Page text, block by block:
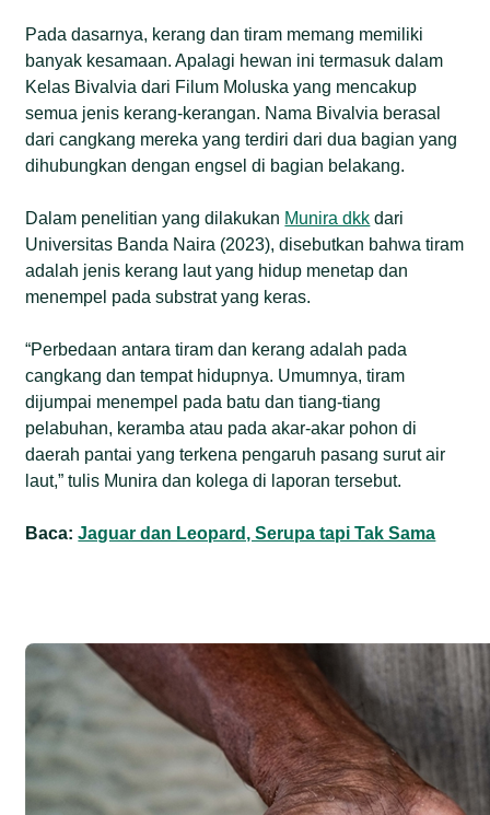
Pada dasarnya, kerang dan tiram memang memiliki
banyak kesamaan. Apalagi hewan ini termasuk dalam
Kelas Bivalvia dari Filum Moluska yang mencakup
semua jenis kerang-kerangan. Nama Bivalvia berasal
dari cangkang mereka yang terdiri dari dua bagian yang
dihubungkan dengan engsel di bagian belakang.
Dalam penelitian yang dilakukan Munira dkk dari
Universitas Banda Naira (2023), disebutkan bahwa tiram
adalah jenis kerang laut yang hidup menetap dan
menempel pada substrat yang keras.
“Perbedaan antara tiram dan kerang adalah pada
cangkang dan tempat hidupnya. Umumnya, tiram
dijumpai menempel pada batu dan tiang-tiang
pelabuhan, keramba atau pada akar-akar pohon di
daerah pantai yang terkena pengaruh pasang surut air
laut,” tulis Munira dan kolega di laporan tersebut.
Baca:Jaguar dan Leopard, Serupa tapi Tak Sama